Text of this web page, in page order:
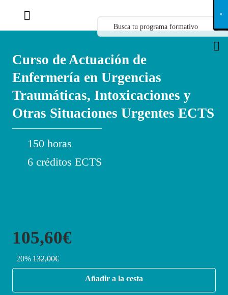
Curso de Actuación de
Enfermería en Urgencias
Traumáticas, Intoxicaciones y
Otras Situaciones Urgentes ECTS
150 horas
6 créditos ECTS
105,60€
20%132,00€
Añadir a la cesta
X
×
×
×
×
×
×
×
×
×
×
×
×
×
×
×
×
×
×
×
×
×
×
×
×
×
×
×
×
×
×
×
×
×
×
×
×
×
×
×
×
×
×
×
×
×
×
×
×
×
×
×
×
×
×
×
×
×
×
×
×
×
×
×
×
×
×
×
×
×
×
×
×
×
×
×
×
×
×
×
×
×
×
×
×
×
×
×
×
×
×
×
×
×
×
×
×
×
×
×
×
×
×
×
×
×
×
×
×
×
×
×
×
×
×
×
×
×
×
×
×
×
×
×
×
×
×
×
×
×
×
×
×
×
×
×
×
×
×
×
×
×
×
×
×
×
×
×
×
×
×
×
×
×
×
×
×
×
×
×
×
×
×
×
×
×
×
×
×
×
×
×
×
×
×
×
×
×
×
×
×
×
×
×
×
×
×
×
×
×
×
×
×
×
×
×
×
×
×
×
×
×
×
×
×
×
×
×
×
×
×
×
×
×
×
×
×